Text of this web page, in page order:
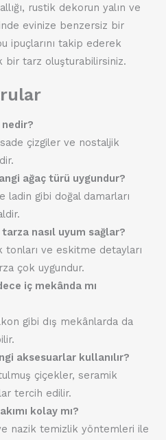
rustik dekorun yalın ve
evinize benzersiz bir
ipuçlarını takip ederek
bir tarz oluşturabilirsiniz.
çizgiler ve nostaljik
ağaç türü uygundur?
ladin gibi doğal damarları
nasıl uyum sağlar?
tonları ve eskitme detayları
çok uygundur.
iç mekânda mı
gibi dış mekânlarda da
aksesuarlar kullanılır?
çiçekler, seramik
tercih edilir.
kolay mı?
nazik temizlik yöntemleri ile